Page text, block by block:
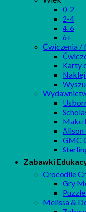
0-2
2-4
4-6
6+
Ćwiczenia /
Karty
Make
Alison
GMC
Zabawki
Crocodile
Gry
Melissa &